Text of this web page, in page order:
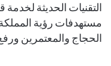
التقنيات الحديثة
مستهدفات رؤية المملكة
الحجاج والمعتمرين